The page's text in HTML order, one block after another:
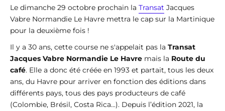
Le dimanche 29 octobre prochain la Transat Jacques
Vabre Normandie Le Havre mettra le cap sur la Martinique
pour la deuxième fois !
Il y a 30 ans, cette course ne s'appelait pas la Transat
Jacques Vabre Normandie Le Havre mais la Route du
café. Elle a donc été créée en 1993 et partait, tous les deux
ans, du Havre pour arriver en fonction des éditions dans
différents pays, tous des pays producteurs de café
(Colombie, Brésil, Costa Rica...). Depuis l’édition 2021, la